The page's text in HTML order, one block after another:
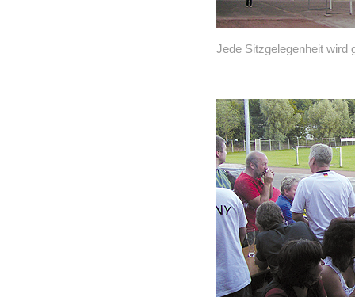
Jede Sitzgelegenheit wird